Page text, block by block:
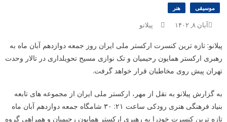
موسیقی هنر
آبان ۸, ۱۴۰۲ پیلانو
پیلانو: تازه ترین کنسرت ارکستر ملی ایران روز جمعه دوازدهم آبان ماه به
رهبری ارکستر همایون رحیمیان و تک نوازی مسیح تحویلداری در تالار وحدت
تهران پیش روی مخاطبان قرار خواهد گرفت.
به گزارش پیلانو به نقل از مهر، ارکستر ملی ایران از مجموعه های تابعه
بنیاد فرهنگی هنری رودکی ساعت ۲۱: ۳۰ شامگاه جمعه دوازدهم آبان ماه
تازه ترین کنسرت خودرا به رهبری ارکستر همایون رحیمیان و همراهی گروه